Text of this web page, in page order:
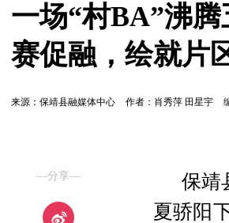
一场“村BA”沸
赛促融，绘就片
来源：保靖县融媒体中心 作者：肖秀萍 田星宇
—分享—
保靖
夏骄阳